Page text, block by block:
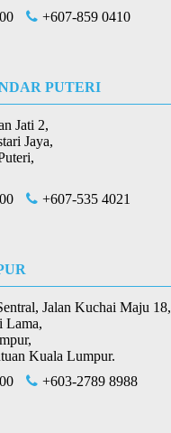
+607-859 0410
PUTERI
Jati 2,
Jaya,
+607-535 4021
Jalan Kuchai Maju 18,
Lama,
Kuala Lumpur.
+603-2789 8988